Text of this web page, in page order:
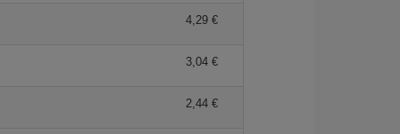
4,29 €
3,04 €
2,44 €